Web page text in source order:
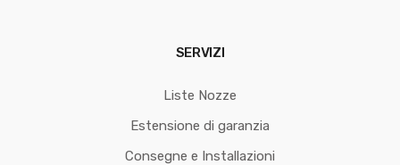
SERVIZI
Liste Nozze
Estensione di garanzia
Consegne e Installazioni